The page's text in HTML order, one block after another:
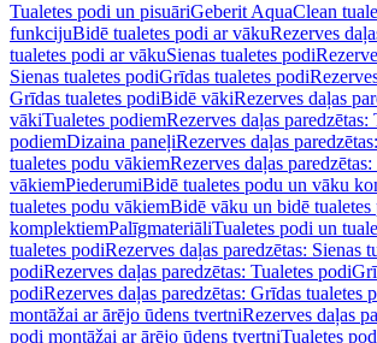
Tualetes podi un pisuāriGeberit AquaClean
funkcijuBidē tualetes podi ar vākuRezerves
tualetes podi ar vākuSienas tualetes podi
Sienas tualetes podiGrīdas tualetes podi
Grīdas tualetes podiBidē vākiRezerves daļas
vākiTualetes podiemRezerves daļas paredzētas:
podiemDizaina paneļiRezerves daļas
tualetes podu vākiemRezerves daļas
vākiemPiederumiBidē tualetes podu un vāku
tualetes podu vākiemBidē vāku un bidē
komplektiemPalīgmateriāliTualetes podi un
tualetes podiRezerves daļas paredzētas: Sienas
podiRezerves daļas paredzētas: Tualetes podi
podiRezerves daļas paredzētas: Grīdas tualetes
montāžai ar ārējo ūdens tvertniRezerves daļas
podi montāžai ar ārējo ūdens tvertniTualetes